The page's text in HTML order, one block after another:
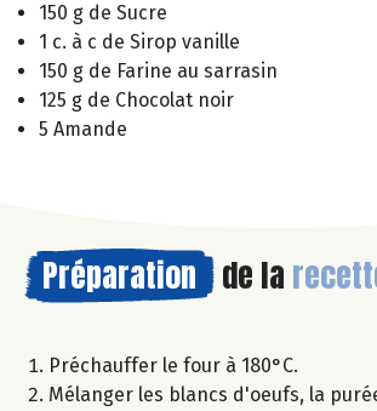
150 g de Sucre
1 c. à c de Sirop vanille
150 g de Farine au sarrasin
125 g de Chocolat noir
5 Amande
Préparation de la
Préchauffer le four à 180°C.
Mélanger les blancs d'oeufs, la